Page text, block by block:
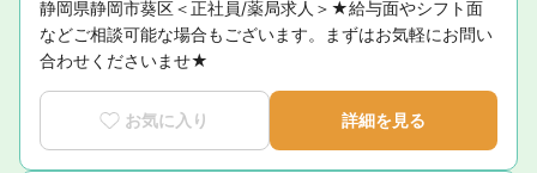
静岡県静岡市葵区＜正社員/薬局求人＞★給与面やシフト面
などご相談可能な場合もございます。まずはお気軽にお問い
合わせくださいませ★
お気に入り 詳細を見る